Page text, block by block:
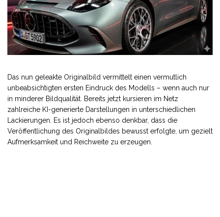
Das nun geleakte Originalbild vermittelt einen vermutlich
unbeabsichtigten ersten Eindruck des Modells – wenn auch nur
in minderer Bildqualität. Bereits jetzt kursieren im Netz
zahlreiche KI-generierte Darstellungen in unterschiedlichen
Lackierungen. Es ist jedoch ebenso denkbar, dass die
Veröffentlichung des Originalbildes bewusst erfolgte, um gezielt
Aufmerksamkeit und Reichweite zu erzeugen.